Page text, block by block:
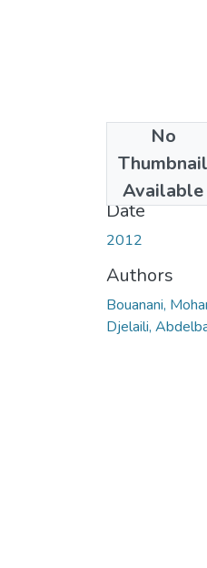
No
Thumbnail
Available
Date
2012
Authors
Bouanani,
Djelaili,